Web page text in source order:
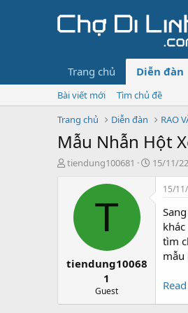
Trang chủ Diễn đàn
Bài viết mới
Tìm chủ đề
Trang chủ
Diễn đàn RAO
Mẫu Nhẫn Hột
T
a
tiendung100681
N
g
15/11/22
T
tiendung10068
1
Guest
15/
tìm
mẫu